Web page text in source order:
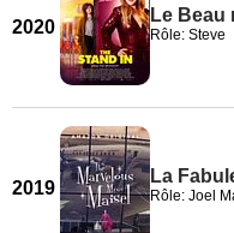
2020
Le Beau
Rôle: Steve
2019
La
Rôle: Joel